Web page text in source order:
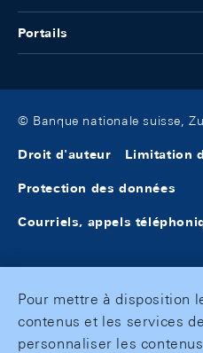
Portails
© Banque nationale suisse,
Droit d'auteur Limitation
Protection des données
Courriels, appels
Pour mettre à disposition
contenus et les services
personnaliser les